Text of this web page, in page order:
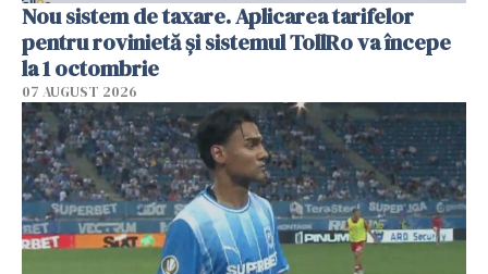
Nou sistem de taxare. Aplicarea tarifelor
pentru rovinietă şi sistemul TollRo va începe
la 1 octombrie
07 AUGUST 2026